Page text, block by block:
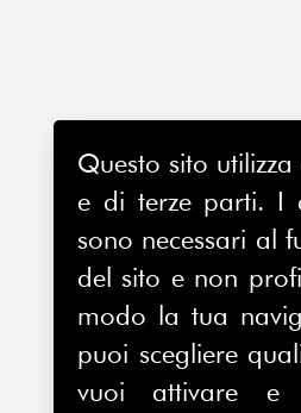
Questo sito
e di terze parti. I
sono necessari al
del sito e non
modo la tua
puoi scegliere
vuoi attivare e